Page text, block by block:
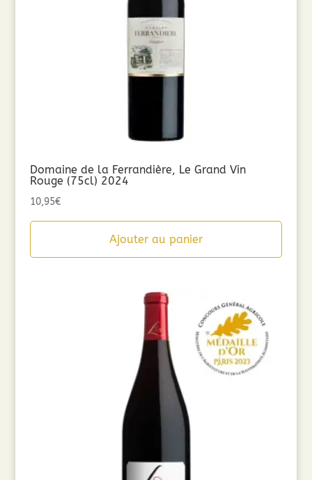
Domaine de la Ferrandière, Le Grand Vin
Rouge (75cl) 2024
10,95€
Ajouter au panier